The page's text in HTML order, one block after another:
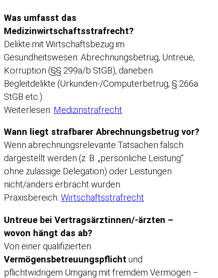
Was umfasst das
Medizinwirtschaftsstrafrecht?
Delikte mit Wirtschaftsbezug im
Gesundheitswesen: Abrechnungsbetrug, Untreue,
Korruption (§§ 299a/b StGB), daneben
Begleitdelikte (Urkunden-/Computerbetrug, § 266a
StGB etc.).
Weiterlesen: Medizinstrafrecht
Wann liegt strafbarer Abrechnungsbetrug vor?
Wenn abrechnungsrelevante Tatsachen falsch
dargestellt werden (z. B. „persönliche Leistung“
ohne zulässige Delegation) oder Leistungen
nicht/anders erbracht wurden.
Praxisbereich: Wirtschaftsstrafrecht
Untreue bei Vertragsärztinnen/-ärzten –
wovon hängt das ab?
Von einer qualifizierten
Vermögensbetreuungspflicht und
pflichtwidrigem Umgang mit fremdem Vermögen –